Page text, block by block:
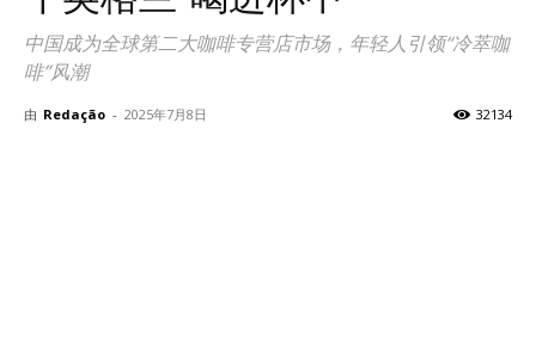
中国成为全球第二大咖啡专营店市场，年轻人引领“冷萃咖
啡”风潮
由 Redação - 2025年7月8日 32134